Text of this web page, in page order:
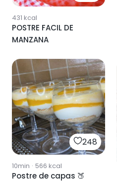
431 kcal
POSTRE FACIL DE
MANZANA
248
10min · 566 kcal
Postre de capas 🍑